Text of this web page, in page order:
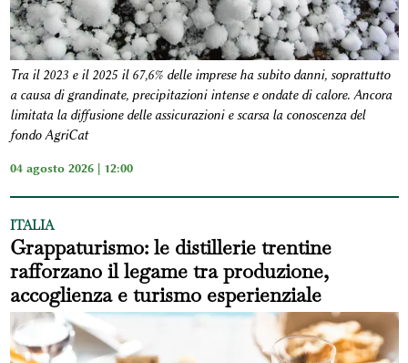
Tra il 2023 e il 2025 il 67,6% delle imprese ha subito danni, soprattutto
a causa di grandinate, precipitazioni intense e ondate di calore. Ancora
limitata la diffusione delle assicurazioni e scarsa la conoscenza del
fondo AgriCat
04 agosto 2026 | 12:00
ITALIA
Grappaturismo: le distillerie trentine
rafforzano il legame tra produzione,
accoglienza e turismo esperienziale